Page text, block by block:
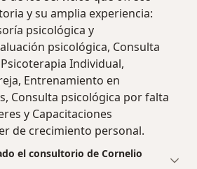
y su amplia experiencia:
psicológica y
psicológica, Consulta
Individual,
Entrenamiento en
Consulta psicológica por falta
y Capacitaciones
de crecimiento personal.
el consultorio de Cornelio